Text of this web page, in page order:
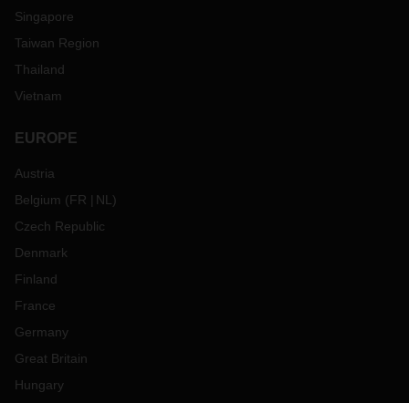
Singapore
Taiwan Region
Thailand
Vietnam
EUROPE
Austria
Belgium (FR NL )
Czech Republic
Denmark
Finland
France
Germany
Great Britain
Hungary